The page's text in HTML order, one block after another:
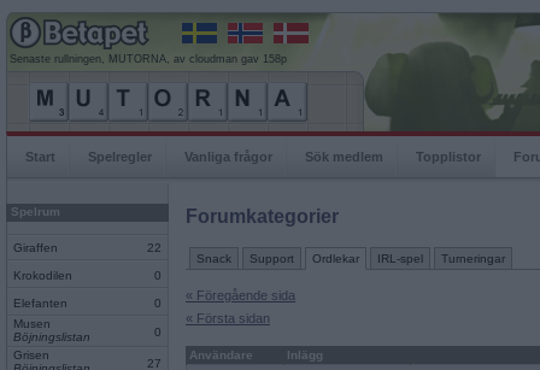
Senaste rullningen, MUTORNA, av cloudman gav 158p
Start Spelregler Vanliga frågor Sök medlem Topplistor
Spelrum
Giraffen 22
Krokodilen 0
Elefanten
0
Musen
Böjningslistan
0
Grisen
27
Forumkategorier
Snack Support Ordlekar IRL-spel Turneringar
« Föregående sida
« Första sidan
Användare
Inlägg